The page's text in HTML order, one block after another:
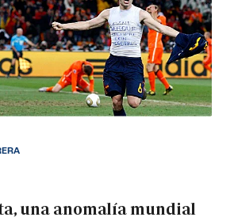
una anomalía mundial